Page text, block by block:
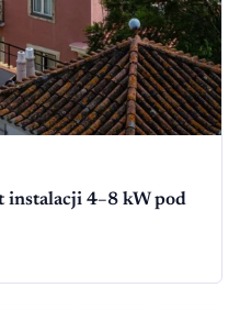
instalacji 4–8 kW pod